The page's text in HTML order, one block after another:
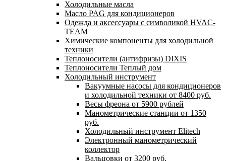
Холодильные масла
Масло PAG для кондиционеров
Одежда и аксессуары с символикой HVAC-
TEAM
Химические компоненты для холодильной
техники
Теплоносители (антифризы) DIXIS
Теплоносители Теплый дом
Холодильный инструмент
Вакуумные насосы для кондиционеров
и холодильной техники от 8400 руб.
Весы фреона от 5900 рублей
Манометрические станции от 1350
руб.
Холодильный инструмент Elitech
Электронный манометрический
коллектор
Вальцовки от 3200 руб.